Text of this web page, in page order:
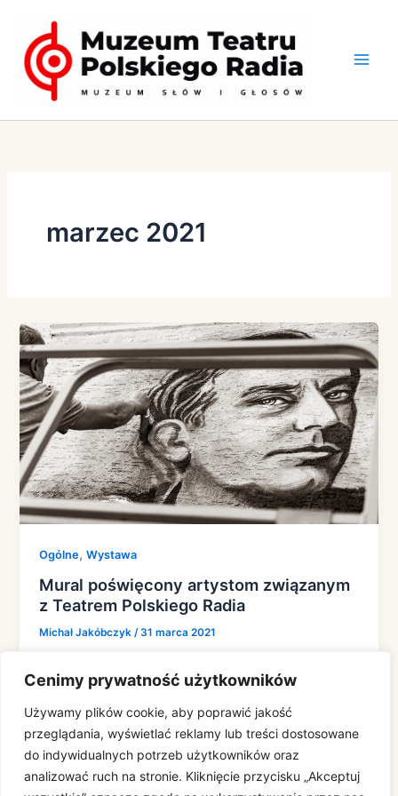
Cenimy prywatność użytkowników
Używamy plików cookie, aby poprawić jakość
przeglądania, wyświetlać reklamy lub treści dostosowane
do indywidualnych potrzeb użytkowników oraz
analizować ruch na stronie. Kliknięcie przycisku „Akceptuj
treści
marzec 2021
Ogólne,Wystawa
Mural poświęcony artystom związanym
z Teatrem Polskiego Radia
Michał Jakóbczyk/31 marca 2021
ekspozycji poświęconej Teatrowi Polskiego Radia w
naszym muzeum, p. Rafał Mruszczak na froncie […]